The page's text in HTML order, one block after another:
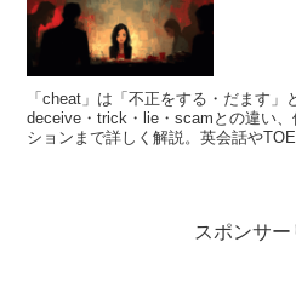
「cheat」は「不正をする・だます」
deceive・trick・lie・scamとの違い
ションまで詳しく解説。英会話や
スポンサー